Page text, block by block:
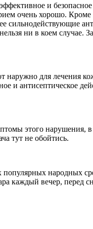
и
очень хорошо.
ни в коем
наружно для
и антисептическое
этого
тут не обойтись.
народных
каждый вечер, перед